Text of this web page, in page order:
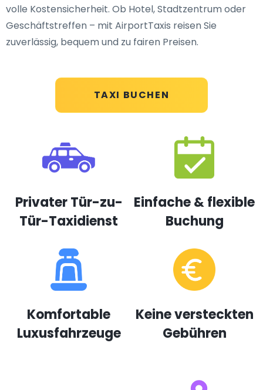
TAXI BUCHEN
volle Kostensicherheit. Ob Hotel, Stadtzentrum oder
Geschäftstreffen – mit AirportTaxis reisen Sie
zuverlässig, bequem und zu fairen Preisen.
Privater Tür-zu-
Tür-Taxidienst
Einfache & flexible
Buchung
Komfortable
Luxusfahrzeuge
Keine versteckten
Gebühren